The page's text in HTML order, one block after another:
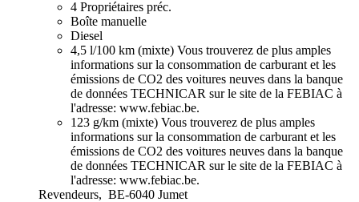
4 Propriétaires préc.
Boîte manuelle
Diesel
4,5 l/100 km (mixte) Vous trouverez de plus amples
informations sur la consommation de carburant et les
émissions de CO2 des voitures neuves dans la banque
de données TECHNICAR sur le site de la FEBIAC à
l'adresse: www.febiac.be.
123 g/km (mixte) Vous trouverez de plus amples
informations sur la consommation de carburant et les
émissions de CO2 des voitures neuves dans la banque
de données TECHNICAR sur le site de la FEBIAC à
l'adresse: www.febiac.be.
Revendeurs, BE-6040 Jumet